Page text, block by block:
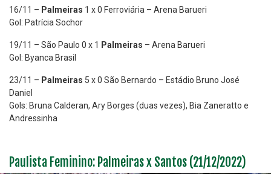
16/11 – Palmeiras 1 x 0 Ferroviária – Arena Barueri
Gol: Patrícia Sochor
19/11 – São Paulo 0 x 1 Palmeiras – Arena Barueri
Gol: Byanca Brasil
23/11 – Palmeiras 5 x 0 São Bernardo – Estádio Bruno José
Daniel
Gols: Bruna Calderan, Ary Borges (duas vezes), Bia Zaneratto e
Andressinha
Paulista Feminino: Palmeiras x Santos (21/12/2022)